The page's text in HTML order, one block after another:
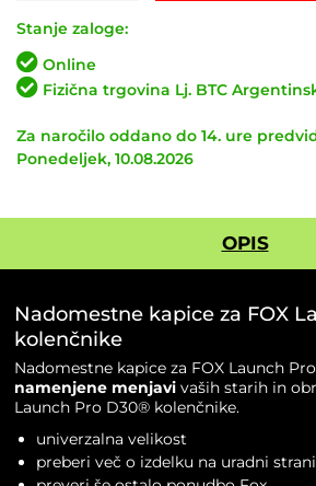
FOX
Launch
Pro
D30®
količina
Stanje zaloge:
Online
Fizična trgovina Lj. BTC
Za naročilo oddano do 14. ure
Ponedeljek, 10.08.2026
OPIS
Nadomestne kapice za FOX
kolenčnike
Nadomestne kapice za FOX Launch
namenjene menjavivaših starih in
Launch Pro D30® kolenčnike.
univerzalna velikost
preberi več o izdelku na uradni